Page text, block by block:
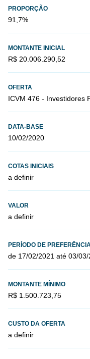
PROPORÇÃO
91,7%
MONTANTE INICIAL
R$ 20.006.290,52
OFERTA
ICVM 476 - Investidores
DATA-BASE
10/02/2020
COTAS INICIAIS
a definir
VALOR
a definir
PERÍODO DE
de 17/02/2021 até 03/03/
MONTANTE MÍNIMO
R$ 1.500.723,75
CUSTO DA OFERTA
a definir